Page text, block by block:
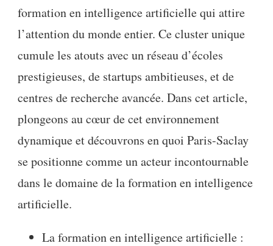
formation en intelligence artificielle qui attire
l’attention du monde entier. Ce cluster unique
cumule les atouts avec un réseau d’écoles
prestigieuses, de startups ambitieuses, et de
centres de recherche avancée. Dans cet article,
plongeons au cœur de cet environnement
dynamique et découvrons en quoi Paris-Saclay
se positionne comme un acteur incontournable
dans le domaine de la formation en intelligence
artificielle.
La formation en intelligence artificielle :